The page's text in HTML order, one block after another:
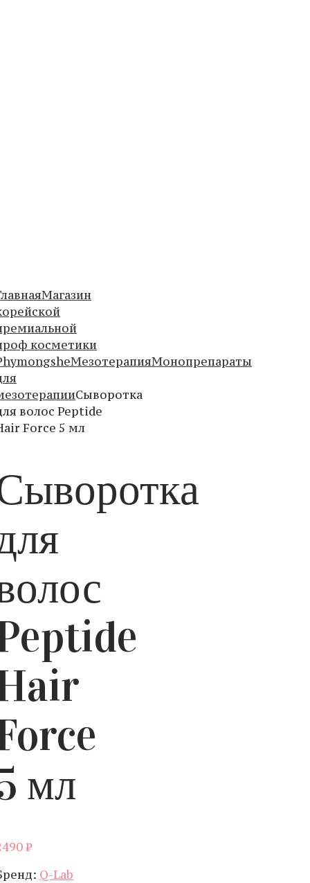
Магазин
косметики
МезотерапияМонопрепараты
Сыворотка
волос Peptide
Force 5 мл
мл
₽
Q-Lab